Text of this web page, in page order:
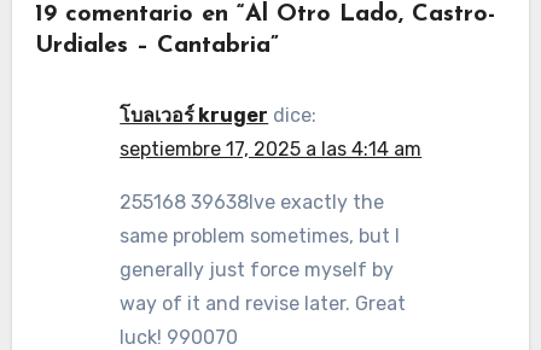
19 comentario en “Al Otro Lado, Castro-
Urdiales – Cantabria”
โบลเวอร์ kruger dice:
septiembre 17, 2025 a las 4:14 am
255168 39638Ive exactly the
same problem sometimes, but I
generally just force myself by
way of it and revise later. Great
luck! 990070